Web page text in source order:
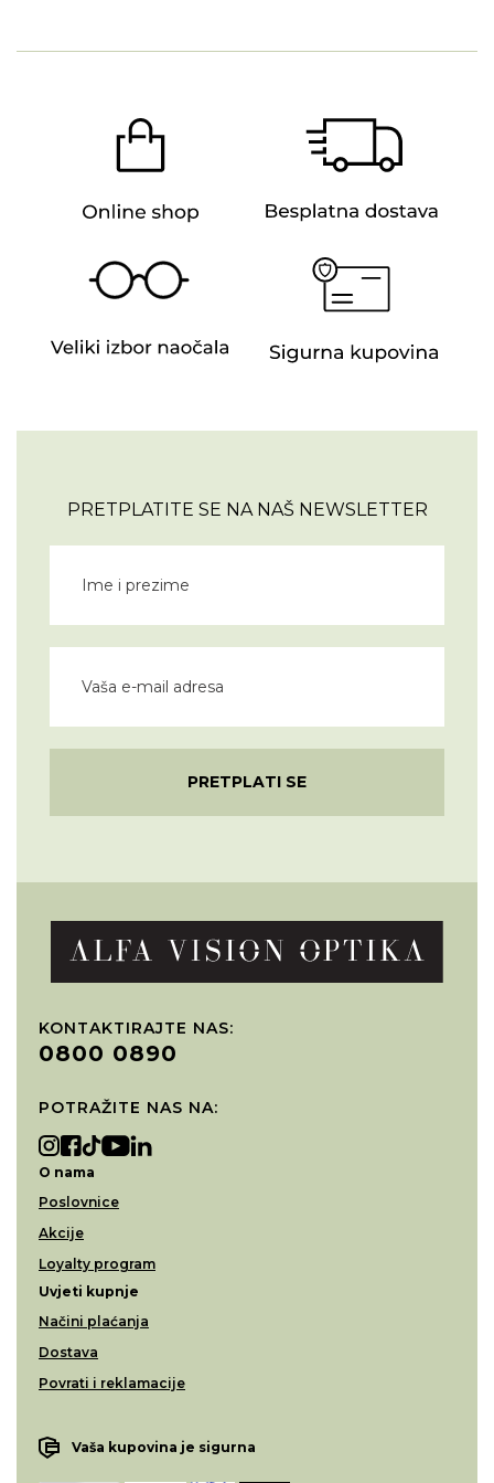
PRETPLATITE SE NA NAŠ NEWSLETTER
PRETPLATI SE
KONTAKTIRAJTE NAS:
0800 0890
POTRAŽITE NAS NA:
O nama
Poslovnice
Akcije
Loyalty program
Uvjeti kupnje
Načini plaćanja
Dostava
Povrati i reklamacije
Vaša kupovina je sigurna